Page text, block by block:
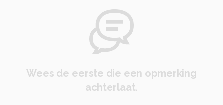
Wees de eerste die een opmerking
achterlaat.